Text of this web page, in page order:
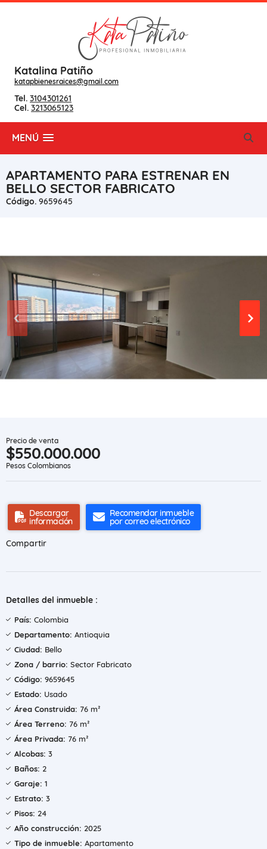
Katalina Patiño
katapbienesraices@gmail.com
Tel. 3104301261
Cel. 3213065123
MENÚ
APARTAMENTO PARA ESTRENAR EN
BELLO SECTOR FABRICATO
Código. 9659645
Precio de venta
$550.000.000
Pesos Colombianos
Descargar
información
Recomendar inmueble
por correo electrónico
Compartir
Detalles del inmueble :
País: Colombia
Departamento: Antioquia
Ciudad: Bello
Zona / barrio: Sector Fabricato
Código: 9659645
Estado: Usado
Área Construida: 76 m²
Área Terreno: 76 m²
Área Privada: 76 m²
Alcobas: 3
Baños: 2
Garaje: 1
Estrato: 3
Pisos: 24
Año construcción: 2025
Tipo de inmueble: Apartamento